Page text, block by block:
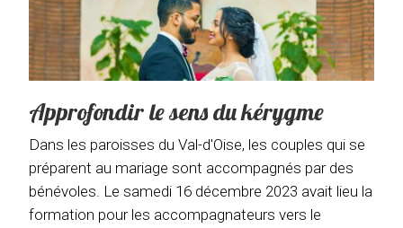
Approfondir le sens du kérygme
Dans les paroisses du Val-d'Oise, les couples qui se
préparent au mariage sont accompagnés par des
bénévoles. Le samedi 16 décembre 2023 avait lieu la
formation pour les accompagnateurs vers le